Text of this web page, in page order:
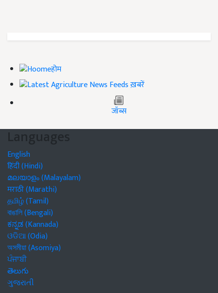
होम
ख़बरें
जॉब्स
Languages
English
हिंदी (Hindi)
മലയാളം (Malayalam)
मराठी (Marathi)
தமிழ் (Tamil)
বাঙালি (Bengali)
ಕನ್ನಡ (Kannada)
ଓଡିଆ (Odia)
অসমীয়া (Asomiya)
ਪੰਜਾਬੀ
తెలుగు
ગુજરાતી